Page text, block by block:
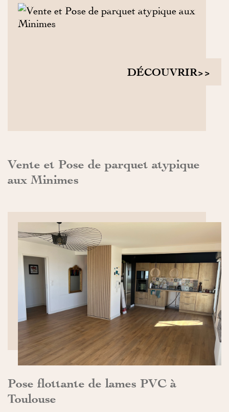
Vente et Pose de parquet atypique
aux Minimes
DÉCOUVRIR>>
Pose flottante de lames PVC à
Toulouse
DÉCOUVRIR>>